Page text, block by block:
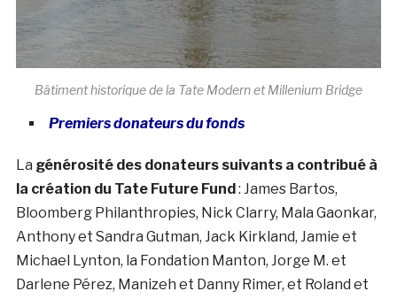
Bâtiment historique de la Tate Modern et Millenium Bridge
Premiers donateurs du fonds
La générosité des donateurs suivants a contribué à
la création du Tate Future Fund: James Bartos,
Bloomberg Philanthropies, Nick Clarry, Mala Gaonkar,
Anthony et Sandra Gutman, Jack Kirkland, Jamie et
Michael Lynton, la Fondation Manton, Jorge M. et
Darlene Pérez, Manizeh et Danny Rimer, et Roland et